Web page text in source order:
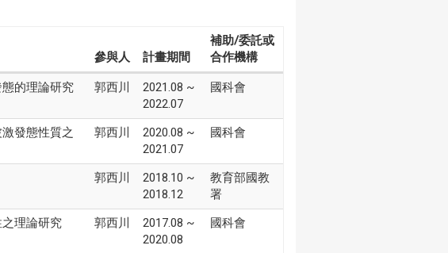
參與人 計畫期間
補助/委託或
合作機構
的理論研究 郭西川
2021.08 ~
2022.07
國科會
發態性質之
郭西川
2020.08 ~
2021.07
國科會
郭西川
2018.10 ~
2018.12
教育部國教
署
理論研究 郭西川
2017.08 ~
2020.08
國科會